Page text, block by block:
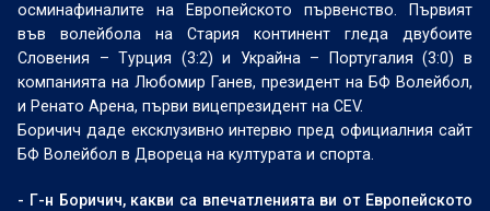
осминафиналите на Европейското първенство. Първият
във волейбола на Стария континент гледа двубоите
Словения – Турция (3:2) и Украйна – Португалия (3:0) в
компанията на Любомир Ганев, президент на БФ Волейбол,
и Ренато Арена, първи вицепрезидент на CEV.
Боричич даде ексклузивно интервю пред официалния сайт
БФ Волейбол в Двореца на културата и спорта.
- Г-н Боричич, какви са впечатленията ви от Европейското